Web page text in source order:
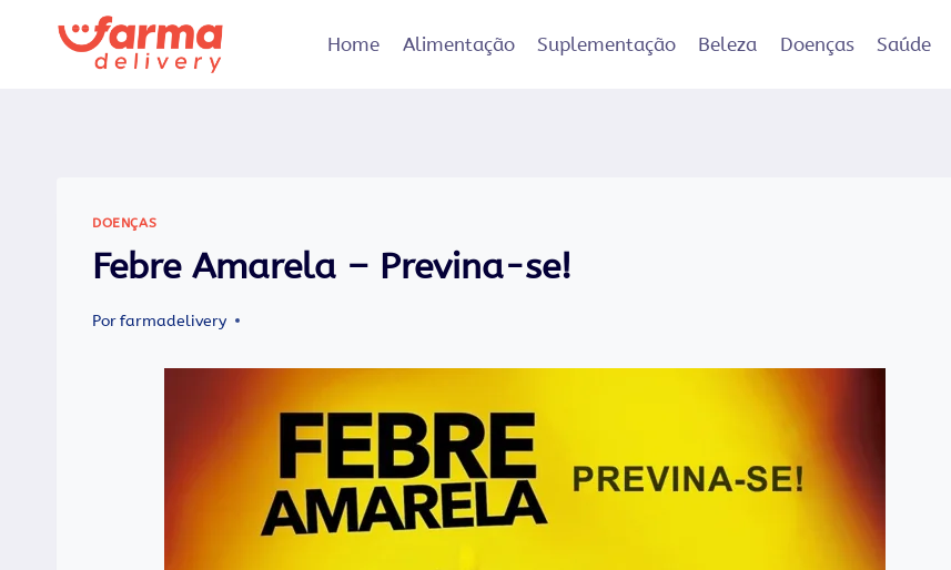
Home Alimentação Suplementação Beleza Doenças Saúde
DOENÇAS
Febre Amarela – Previna-se!
Porfarmadelivery